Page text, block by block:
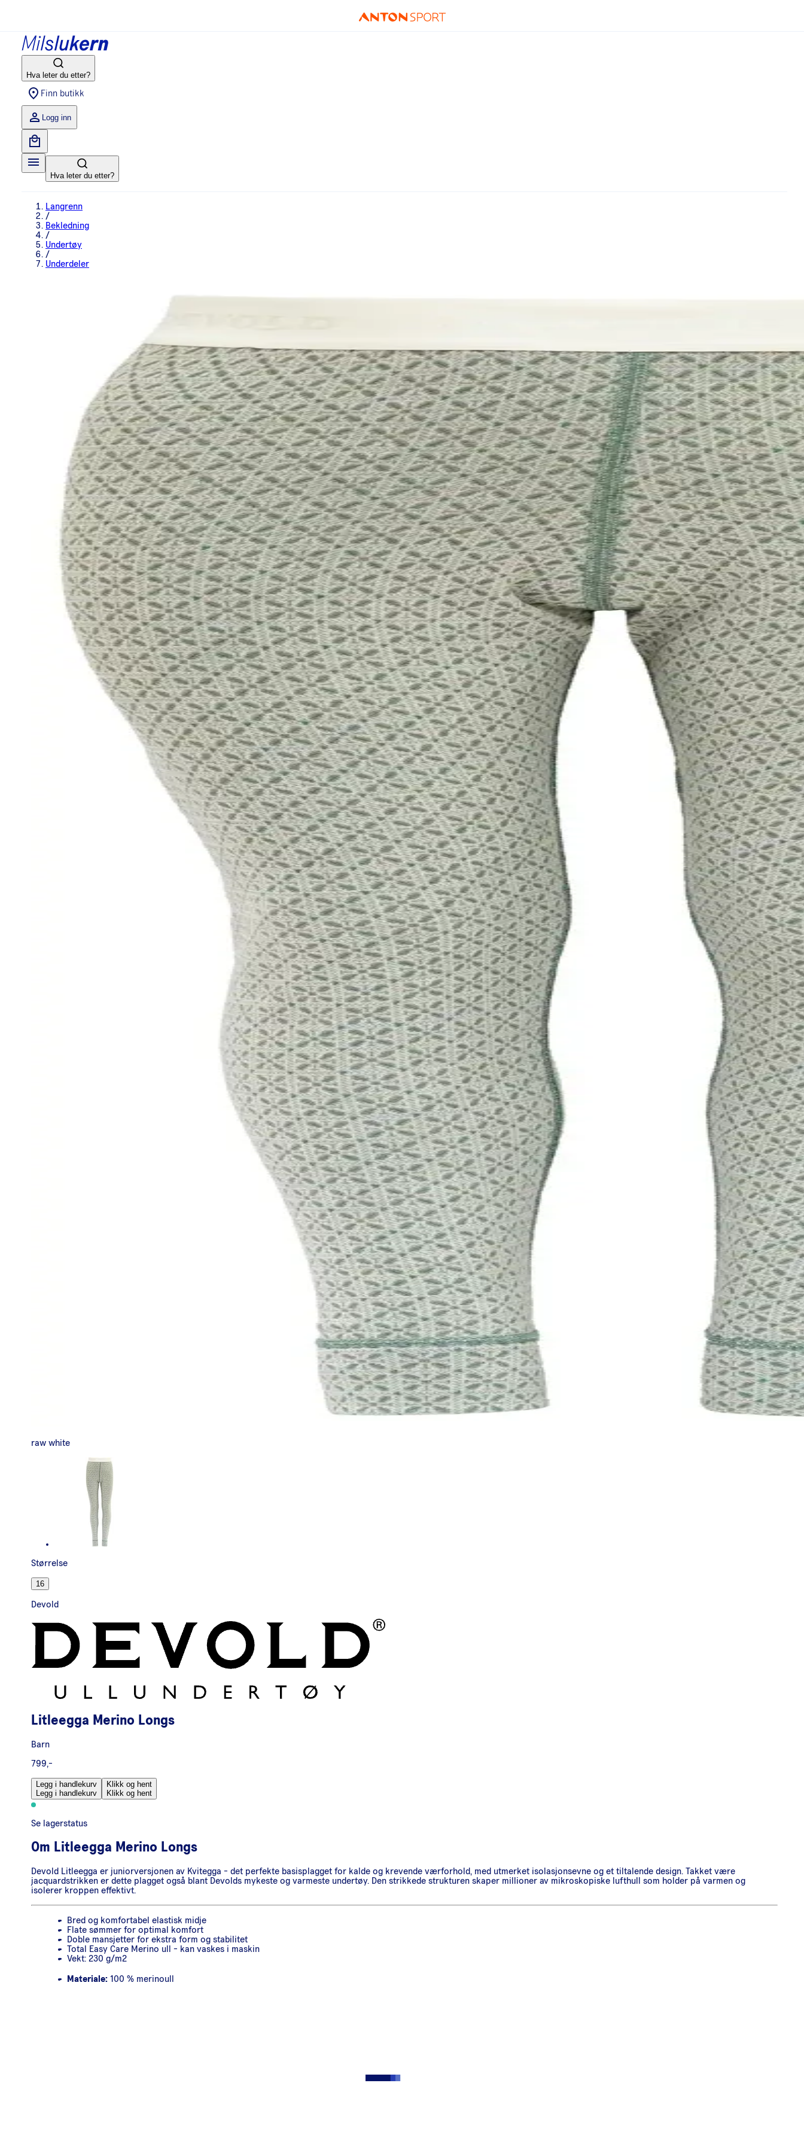
Hva leter du etter?
Finn butikk
Logg inn
Hva leter du etter?
Langrenn
/
Bekledning
/
Undertøy
/
Underdeler
raw white
Størrelse
16
Devold
Litleegga Merino Longs
Barn
799,-
Legg i handlekurv
Legg i handlekurv
Klikk og hent
Klikk og hent
Se lagerstatus
Om Litleegga Merino Longs
Devold Litleegga er juniorversjonen av Kvitegga - det perfekte basisplagget for kalde og krevende værforhold, med utmerket isolasjonsevne og et tiltalende design. Takket være
jacquardstrikken er dette plagget også blant Devolds mykeste og varmeste undertøy. Den strikkede strukturen skaper millioner av mikroskopiske lufthull som holder på varmen og
isolerer kroppen effektivt.
Bred og komfortabel elastisk midje
Flate sømmer for optimal komfort
Doble mansjetter for ekstra form og stabilitet
Total Easy Care Merino ull - kan vaskes i maskin
Vekt: 230 g/m2
Materiale: 100 % merinoull